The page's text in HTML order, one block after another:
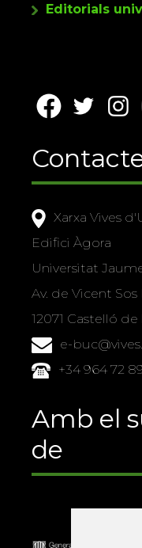
Editorials
Xarxa Vives
Edifici Àgora
Universitat
Av. de Vicent Sos
12071 Castelló de
e-
+34 964 72
Amb el
de